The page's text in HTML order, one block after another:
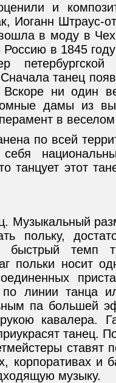
и
Иоганн Штраус-
в моду в
в 1845
танец
Вскоре ни один
дамы из
в
по всей
танцует этот
Музыкальный
польку,
темп
польки носит
линии танца
па большей
кавалера.
танец.
ставят
корпоративах и
музыку.